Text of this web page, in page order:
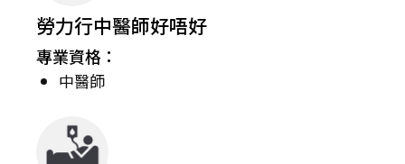
勞力行中醫師好唔好
專業資格：
中醫師